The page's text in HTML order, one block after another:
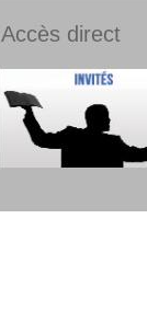
Accès direct